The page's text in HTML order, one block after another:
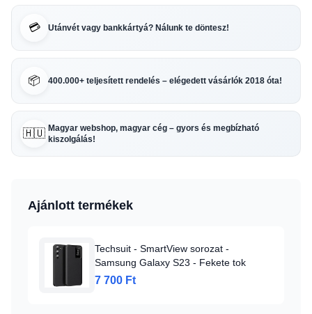
💳 Utánvét vagy bankkártyá? Nálunk te döntesz!
📦 400.000+ teljesített rendelés – elégedett vásárlók 2018 óta!
🇭🇺 Magyar webshop, magyar cég – gyors és megbízható
kiszolgálás!
Ajánlott termékek
Techsuit - SmartView sorozat -
Samsung Galaxy S23 - Fekete tok
7 700 Ft